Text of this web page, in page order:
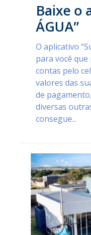
Baixe o
ÁGUA”
O aplicativo
para você
contas pelo
valores das
de
diversas
consegue...